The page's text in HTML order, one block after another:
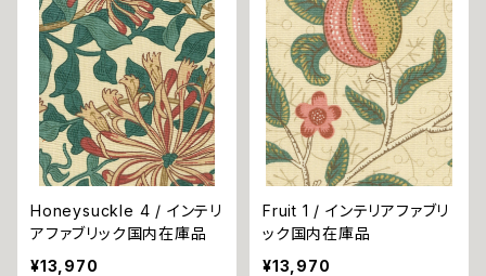
Honeysuckle 4 / インテリ
アファブリック国内在庫品
¥13,970
Fruit 1 / インテリアファブリ
ック国内在庫品
¥13,970